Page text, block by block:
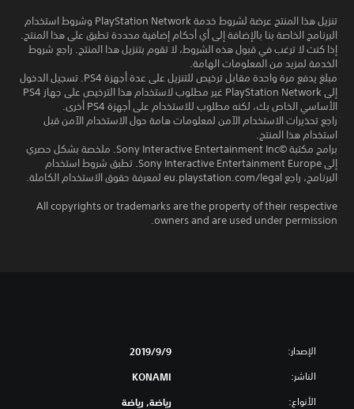
تنزيل هذا المنتج عرضة لشروط خدمة PlayStation Network وشروط استخدام
البرنامج الخاصة بنا بالإضافة إلى أي أحكام إضافية محددة تطبق على هذا المنتج.
إذا كنت لا ترغب في قبول هذه الشروط، لا تقوم بتنزيل هذا المنتج. راجع شروط
الخدمة لمزيد من المعلومات الهامة.
مبلغ يدفع مرة واحدة مقابل ترخيص للتنزيل على عدة أجهزة PS4. تسجيل الدخول
إلى PlayStation Network غير مطلوب لاستخدام هذا الترخيص على جهاز PS4
الأساسي الخاص بك، لكنه مطلوب للاستخدام على أجهزة PS4 أخرى.
راجع تحذيرات الاستخدام الآمن لمعلومات هامة حول الاستخدام الآمن قبل
استخدام هذا المنتج.
برامج مكتبة ©Sony Interactive Entertainment Inc. ملخصة بشكل حصري
إلى Sony Interactive Entertainment Europe. تطبق شروط استخدام
البرنامج، راجع eu.playstation.com/legal لمعرفة حقوق الاستخدام الكاملة.
All copyrights or trademarks are the property of their respective
owners and are used under permission.
الإصدار: 9‏/9‏/2019
الناشر: KONAMI
الأنواع: رياضة, رياضة